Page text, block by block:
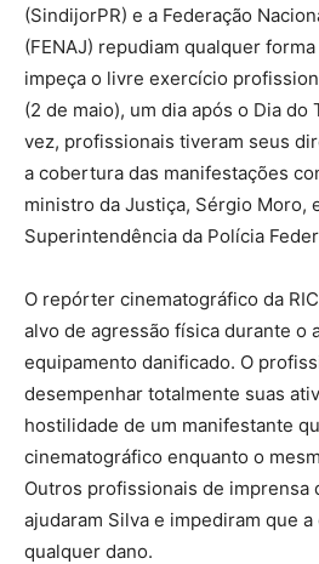
(SindijorPR) e a Federação
(FENAJ) repudiam qualquer
impeça o livre exercício
(2 de maio), um dia após o Dia do
vez, profissionais tiveram seus
a cobertura das manifestações
ministro da Justiça, Sérgio Moro,
Superintendência da Polícia
O repórter cinematográfico da
alvo de agressão física durante o
equipamento danificado. O
desempenhar totalmente suas
hostilidade de um manifestante
cinematográfico enquanto o
Outros profissionais de imprensa
ajudaram Silva e impediram que
qualquer dano.